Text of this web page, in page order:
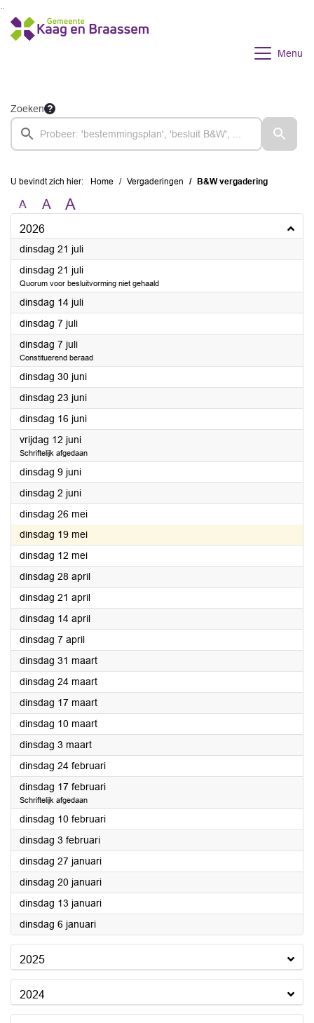
Ga naar de inhoud van deze pagina
Ga naar het zoeken
Ga naar het menu
Menu
Zoeken
U bevindt zich hier: Home Vergaderingen B&W vergadering
A A A
2026
dinsdag 21 juli2026
dinsdag 21 juli2026
Quorum voor besluitvorming niet gehaald
dinsdag 14 juli2026
dinsdag 7 juli2026
dinsdag 7 juli2026
Constituerend beraad
dinsdag 30 juni2026
dinsdag 23 juni2026
dinsdag 16 juni2026
vrijdag 12 juni2026
Schriftelijk afgedaan
dinsdag 9 juni2026
dinsdag 2 juni2026
dinsdag 26 mei2026
dinsdag 19 mei2026
dinsdag 12 mei2026
dinsdag 28 april2026
dinsdag 21 april2026
dinsdag 14 april2026
dinsdag 7 april2026
dinsdag 31 maart2026
dinsdag 24 maart2026
dinsdag 17 maart2026
dinsdag 10 maart2026
dinsdag 3 maart2026
dinsdag 24 februari2026
dinsdag 17 februari2026
Schriftelijk afgedaan
dinsdag 10 februari2026
dinsdag 3 februari2026
dinsdag 27 januari2026
dinsdag 20 januari2026
dinsdag 13 januari2026
dinsdag 6 januari2026
2025
2024